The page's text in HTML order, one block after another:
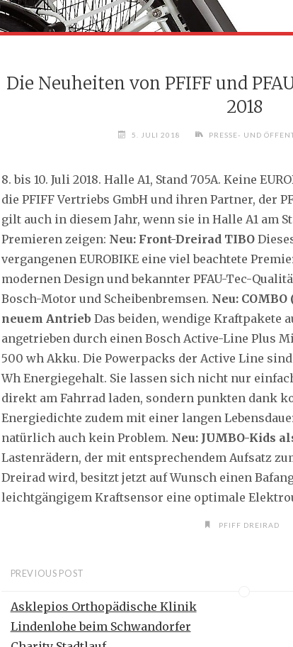
Die Neuheiten von PFIFF und
2018
5. JULI 2018 PRESSE- UND
8. bis 10. Juli 2018. Halle A1, Stand 705A. Keine
die PFIFF Vertriebs GmbH und ihren Partner, der
gilt auch in diesem Jahr, wenn sie in Halle A1 am
Premieren zeigen: Neu: Front-Dreirad TIBO
vergangenen EUROBIKE eine viel beachtete
modernen Design und bekannter PFAU-Tec-
Bosch-Motor und Scheibenbremsen. Neu:
neuem Antrieb Das beiden, wendige Kraftpakete
angetrieben durch einen Bosch Active-Line Plus
500 wh Akku. Die Powerpacks der Active Line
Wh Energiegehalt. Sie lassen sich nicht nur
direkt am Fahrrad laden, sondern punkten dank
Energiedichte zudem mit einer langen
natürlich auch kein Problem. Neu: JUMBO-Kids
Lastenrädern, der mit entsprechendem Aufsatz
Dreirad wird, besitzt jetzt auf Wunsch einen
leichtgängigem Kraftsensor eine optimale
PFIFF DREIRAD
PREVIOUS POST
Asklepios Orthopädische Klinik
Lindenlohe beim Schwandorfer